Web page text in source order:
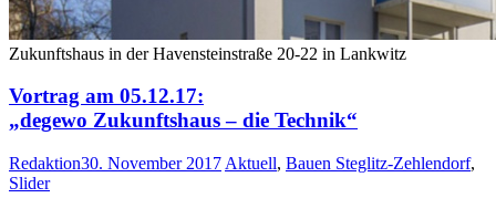
Zukunftshaus in der Havensteinstraße 20-22 in Lankwitz
Vortrag am 05.12.17:
„degewo Zukunftshaus – die Technik“
Redaktion30. November 2017 Aktuell, Bauen Steglitz-Zehlendorf,
Slider